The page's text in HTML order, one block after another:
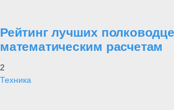
Рейтинг лучших
математическим расчетам
2
Техника